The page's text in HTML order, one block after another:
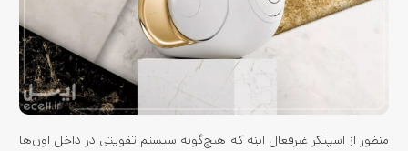
منظور از اسپیکر غیرفعال اینه که هیچ‌گونه سیستم تقویتی در داخل اون‌ها